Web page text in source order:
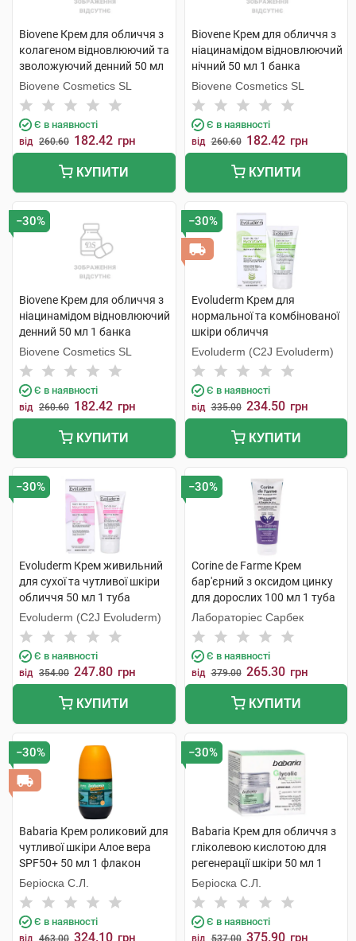
Biovene Крем для обличчя з
колагеном відновлюючий та
зволожуючий денний 50 мл
1 банка
Biovene Cosmetics SL
Є в наявності
від 260.60 182.42 грн
КУПИТИ
Biovene Крем для обличчя з
ніацинамідом відновлюючий
нічний 50 мл 1 банка
Biovene Cosmetics SL
Є в наявності
від 260.60 182.42 грн
КУПИТИ
−30%
Biovene Крем для обличчя з
ніацинамідом відновлюючий
денний 50 мл 1 банка
Biovene Cosmetics SL
Є в наявності
від 260.60 182.42 грн
КУПИТИ
−30%
Evoluderm Крем для
нормальної та комбінованої
шкіри обличчя
зволожуючий 50 мл 1 туба
Evoluderm (C2J Evoluderm)
Є в наявності
від 335.00 234.50 грн
КУПИТИ
−30%
Evoluderm Крем живильний
для сухої та чутливої шкіри
обличчя 50 мл 1 туба
Evoluderm (C2J Evoluderm)
Є в наявності
від 354.00 247.80 грн
КУПИТИ
−30%
Corine de Farme Крем
бар'єрний з оксидом цинку
для дорослих 100 мл 1 туба
Лабораторіес Сарбек
Є в наявності
від 379.00 265.30 грн
КУПИТИ
−30%
Babaria Крем роликовий для
чутливої шкіри Алое вера
SPF50+ 50 мл 1 флакон
Беріоска С.Л.
Є в наявності
від 463.00 324.10 грн
−30%
Babaria Крем для обличчя з
гліколевою кислотою для
регенерації шкіри 50 мл 1
банка
Беріоска С.Л.
Є в наявності
від 537.00 375.90 грн